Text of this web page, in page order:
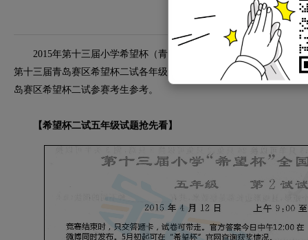
来源：青岛奥数网 2015-04-10
2015年第十三届小学希望杯（青岛赛区）二试将于4月12日开考，
第十三届青岛赛区希望杯二试各年级的试题和答案。下面是2015年
岛赛区希望杯二试参赛考生参考。
【希望杯二试五年级试题抢先看】